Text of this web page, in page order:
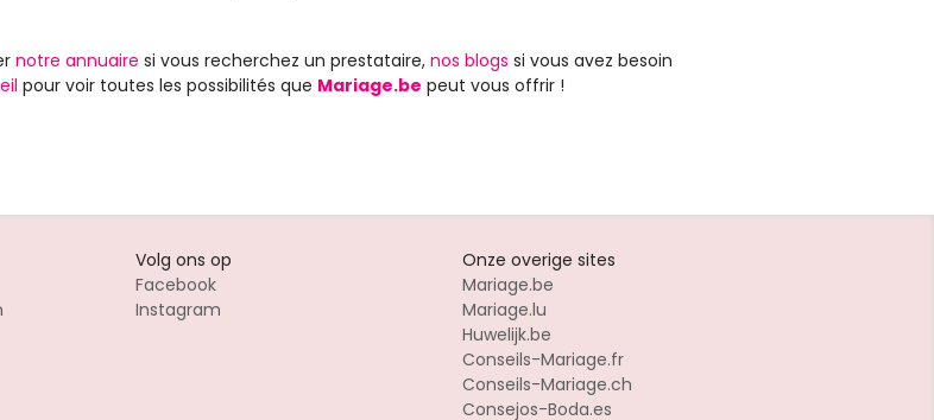
notre annuaire si vous recherchez un prestataire, nos blogs si vous avez besoin
pour voir toutes les possibilités que Mariage.be peut vous offrir !
Volg ons op
Facebook
Instagram
Onze overige sites
Mariage.be
Mariage.lu
Huwelijk.be
Conseils-Mariage.fr
Conseils-Mariage.ch
Consejos-Boda.es